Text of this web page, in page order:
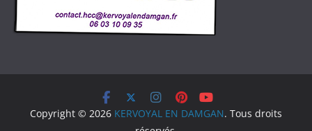
Copyright © 2026 KERVOYAL EN DAMGAN. Tous droits